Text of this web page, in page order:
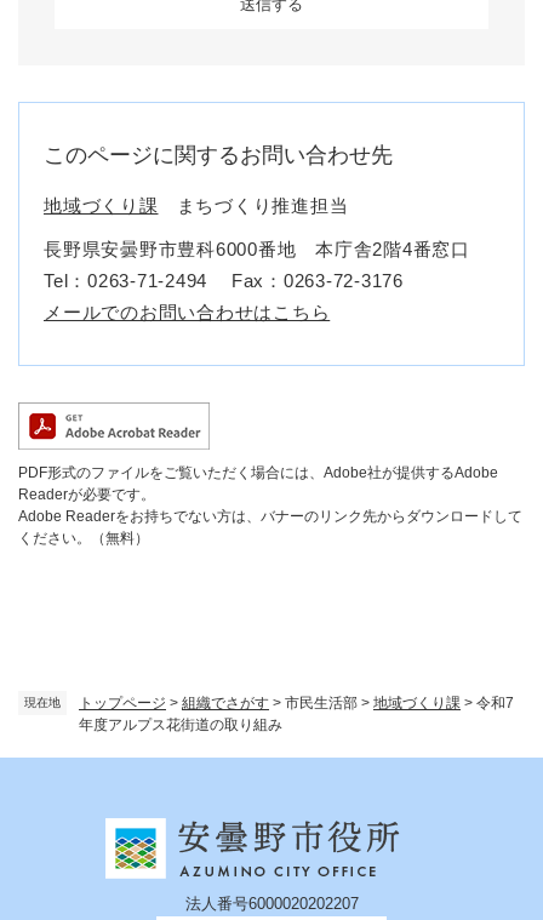
現在地 トップページ > 組織でさがす > 市民生活部 > 地域づくり課 > 令和7
年度アルプス花街道の取り組み
このページに関するお問い合わせ先
地域づくり課 まちづくり推進担当
長野県安曇野市豊科6000番地 本庁舎2階4番窓口
Tel：0263-71-2494
Fax：0263-72-3176
メールでのお問い合わせはこちら
PDF形式のファイルをご覧いただく場合には、Adobe社が提供するAdobe
Readerが必要です。
Adobe Readerをお持ちでない方は、バナーのリンク先からダウンロードして
ください。（無料）
法人番号6000020202207